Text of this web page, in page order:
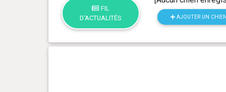
FIL
D'ACTUALITÉS
AJOUTER UN